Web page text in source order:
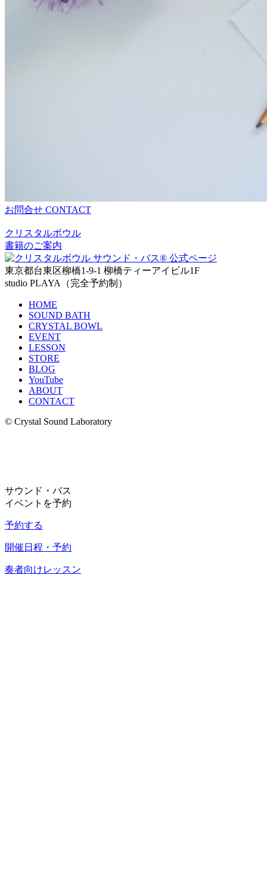
お問合せ CONTACT
クリスタルボウル
書籍のご案内
東京都台東区柳橋1-9-1 柳橋ティーアイビル1F
studio PLAYA（完全予約制）
HOME
SOUND BATH
CRYSTAL BOWL
EVENT
LESSON
STORE
BLOG
YouTube
ABOUT
CONTACT
© Crystal Sound Laboratory
サウンド・バス
イベントを予約
予約する
開催日程・予約
奏者向けレッスン